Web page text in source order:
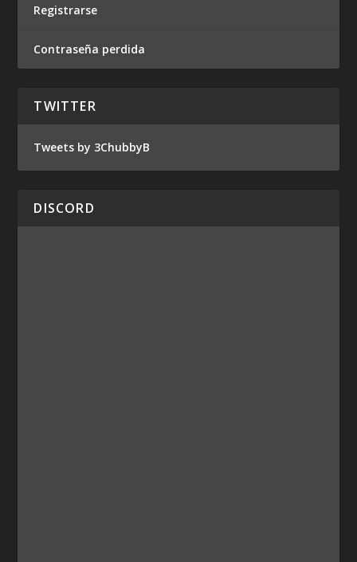
Registrarse
Contraseña perdida
TWITTER
Tweets by 3ChubbyB
DISCORD